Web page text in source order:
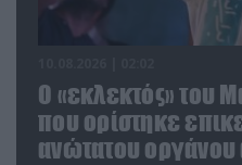
Ο «εκλεκτός» του
που ορίστηκε
ανώτατου οργάνου